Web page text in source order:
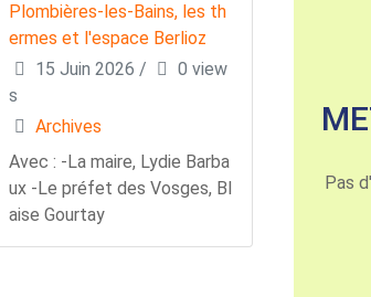
Plombières-les-Bains, les th
ermes et l'espace Berlioz
15 Juin 2026 /
0 view
s
Archives
Avec : -La maire, Lydie Barba
ux -Le préfet des Vosges, Bl
aise Gourtay
Pas